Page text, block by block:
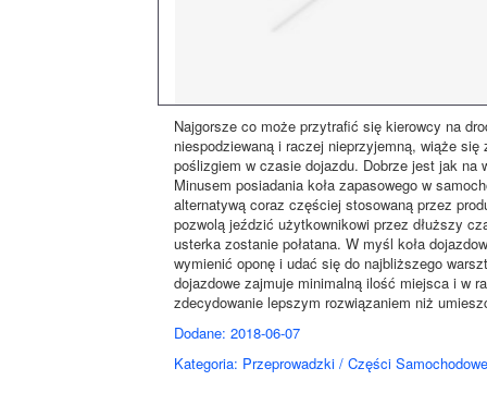
Najgorsze co może przytrafić się kierowcy na
niespodziewaną i raczej nieprzyjemną, wiąże
poślizgiem w czasie dojazdu. Dobrze jest jak na
Minusem posiadania koła zapasowego w
alternatywą coraz częściej stosowaną przez
pozwolą jeździć użytkownikowi przez dłuższy
usterka zostanie połatana. W myśl koła
wymienić oponę i udać się do najbliższego
dojazdowe zajmuje minimalną ilość miejsca i w
zdecydowanie lepszym rozwiązaniem niż
Dodane: 2018-06-07
Kategoria: Przeprowadzki / Części Samochodowe